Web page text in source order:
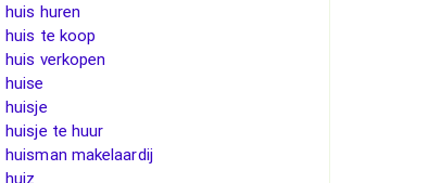
huis huren
huis te koop
huis verkopen
huise
huisje
huisje te huur
huisman makelaardij
huiz